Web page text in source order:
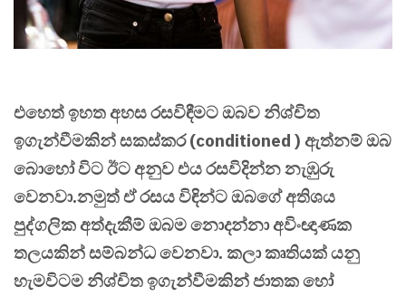
එහෙත් ඉහත අහස රසවිඳීමට ඔබව නිශ්චිත
ඉගැන්වීමකින් සකස්කර (conditioned ) ඇත්නම් ඔබ
බොහෝ විට ඊට අනුව එය රසවිදින්න නැඹුරු
වෙනවා.නමුත් ඒ රසය විඳින්ට ඔබගේ අතිශය
පුද්ගලික අත්දැකීම් ඔබම නොදන්නා අවිංඥාණක
තලයකින් සම්බන්ධ වෙනවා. කලා කෘතියක් යනු
හැමවිටම නිශ්චිත ඉගැන්වීමකින් ජාතක හෝ